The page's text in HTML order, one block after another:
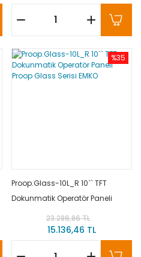
%35
Proop.Glass-10L_R 10`` TFT
Dokunmatik Operatör Paneli
Proop Glass Serisi EMKO
23.286,86 TL
15.136,46 TL